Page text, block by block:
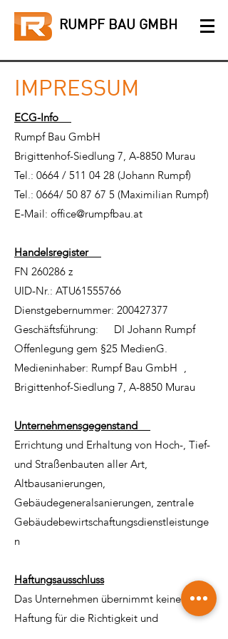
RUMPF BAU GMBH
IMPRESSUM
ECG-Info
Rumpf Bau GmbH
Brigittenhof-Siedlung 7, A-8850 Murau
Tel.: 0664 / 511 04 28 (Johann Rumpf)
Tel.: 0664/ 50 87 67 5 (Maximilian Rumpf)
E-Mail: office@rumpfbau.at
Handelsregister
FN 260286 z
UID-Nr.: ATU61555766
Dienstgebernummer: 200427377
Geschäftsführung: DI Johann Rumpf
Offenlegung gem §25 MedienG.
Medieninhaber: Rumpf Bau GmbH ,
Brigittenhof-Siedlung 7, A-8850 Murau
Unternehmensgegenstand
Errichtung und Erhaltung von Hoch-, Tief-
und Straßenbauten aller Art,
Altbausanierungen,
Gebäudegeneralsanierungen, zentrale
Gebäudebewirtschaftungsdienstleistunge
n
Haftungsausschluss
Das Unternehmen übernimmt keinerlei
Haftung für die Richtigkeit und